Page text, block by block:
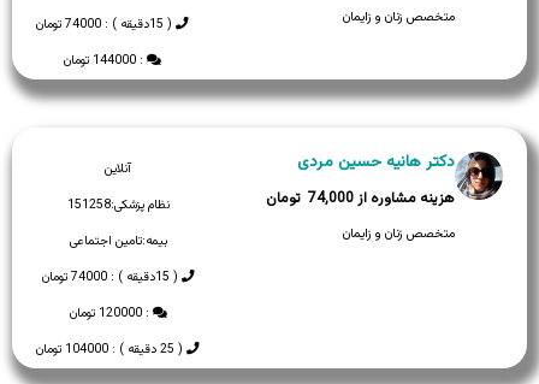
( 15دقیقه ) : 74000 تومان
: 144000 تومان
متخصص زنان و زایمان
آنلاین
نظام پزشکی:151258
بیمه:تامین اجتماعی
( 15دقیقه ) : 74000 تومان
: 120000 تومان
( 25 دقیقه ) : 104000 تومان
دکتر هانیه حسین مردی
74,000
متخصص زنان و زایمان